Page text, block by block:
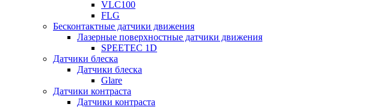
VLC100
FLG
Бесконтактные датчики движения
Лазерные поверхностные датчики движения
SPEETEC 1D
Датчики блеска
Датчики блеска
Glare
Датчики контраста
Датчики контраста